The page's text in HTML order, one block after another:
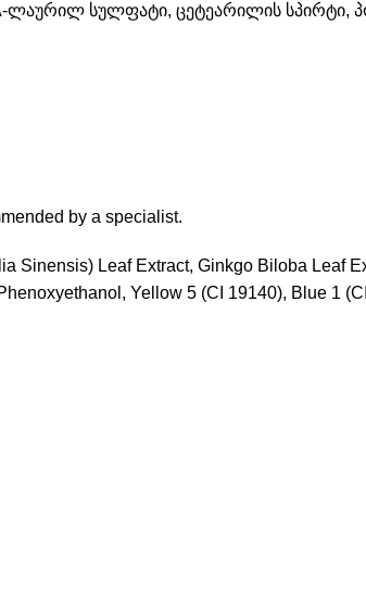
სულფატი, ცეტეარილის სპირტი,
by a specialist.
Sinensis) Leaf Extract, Ginkgo Biloba Leaf
Yellow 5 (CI 19140), Blue 1